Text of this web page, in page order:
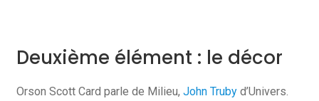
Deuxième élément : le décor
Orson Scott Card parle de Milieu, John Trubyd’Univers.